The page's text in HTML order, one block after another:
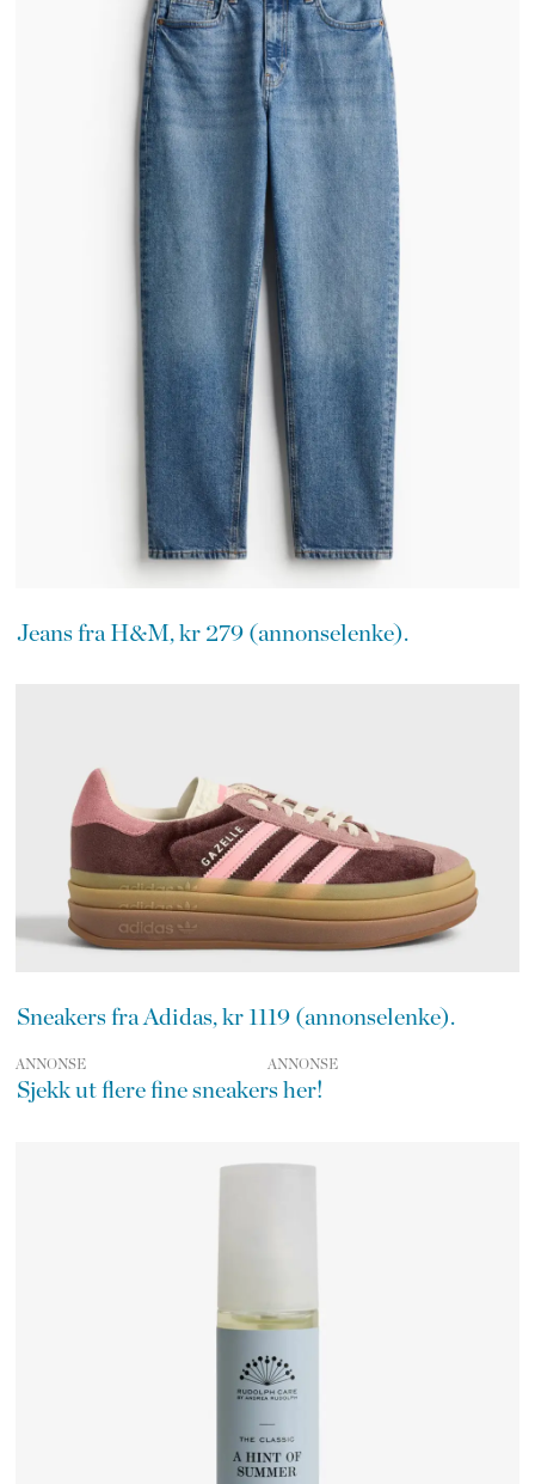
Jeans fra H&M, kr 279 (annonselenke).
Sneakers fra Adidas, kr 1119 (annonselenke).
ANNONSE
Sjekk ut flere fine sneakers her!